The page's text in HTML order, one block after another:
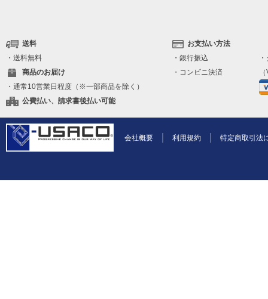
送料
・送料無料
商品のお届け
・通常10営業日程度（※一部商品を除く）
公費払い、請求書後払い可能
お支払い方法
・銀行振込
・コンビニ決済
会社概要 利用規約 特定商取引法